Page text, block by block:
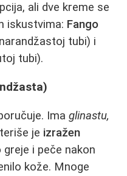
ali dve kreme se
iskustvima: Fango
tubi) i
tubi).
Ima glinastu,
je izražen
greje i peče nakon
kože. Mnoge